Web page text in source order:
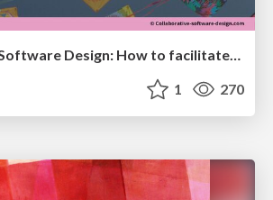
Collaborative Software Design: How to facilitate domain modelling decisions
1 270